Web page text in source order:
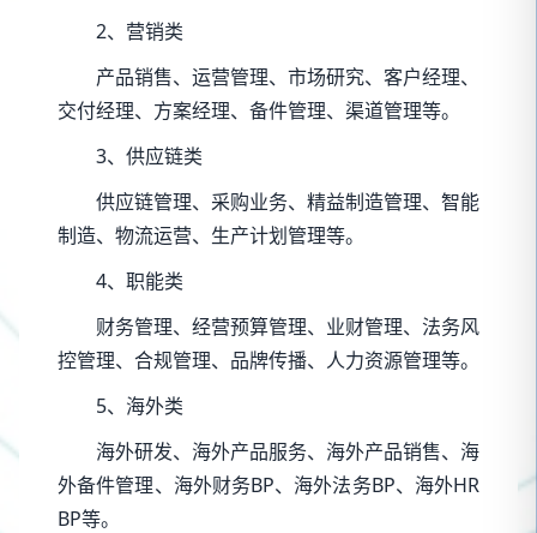
2、营销类
产品销售、运营管理、市场研究、客户经理、
交付经理、方案经理、备件管理、渠道管理等。
3、供应链类
供应链管理、采购业务、精益制造管理、智能
制造、物流运营、生产计划管理等。
4、职能类
财务管理、经营预算管理、业财管理、法务风
控管理、合规管理、品牌传播、人力资源管理等。
5、海外类
海外研发、海外产品服务、海外产品销售、海
外备件管理、海外财务BP、海外法务BP、海外HR
BP等。